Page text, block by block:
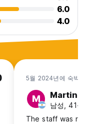
6.0
4.0
5월 2024년에 숙박
M Martin
남성,
The staff was